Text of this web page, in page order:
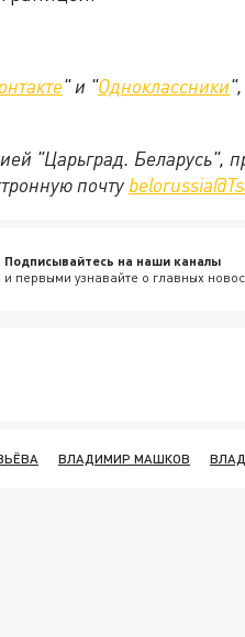
" и "Одноклассники
"Царьград. Беларусь",
почту
Подписывайтесь на наши каналы
и первыми узнавайте о главных
ВЛАДИМИР МАШКОВ